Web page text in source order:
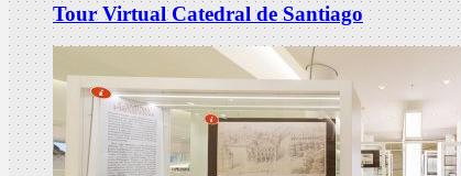
Tour Virtual Catedral de Santiago